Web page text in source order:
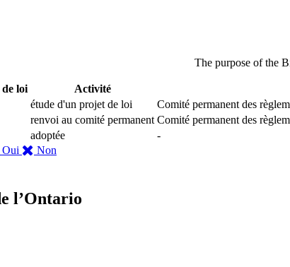
The purpose of the
loi Activité
étude d'un projet de loi
Comité permanent des
renvoi au comité permanent Comité permanent des
adoptée
-
Oui ,
été
Non
m’a
l’Ontario